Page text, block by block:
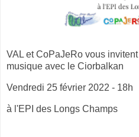
VAL et CoPaJeRo vous
musique avec le Ciorbalkan
Vendredi 25 février 2022 - 18h
à l'EPI des Longs Champs